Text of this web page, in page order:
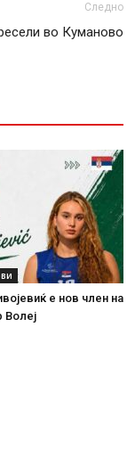
Следно
во Куманово
е нов член на
Волеј